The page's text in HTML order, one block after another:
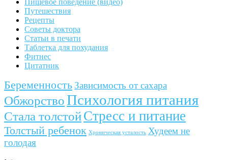
Пищевое поведение (видео)
Путешествия
Рецепты
Советы доктора
Статьи в печати
Таблетка для похудания
Фитнес
Цитатник
Беременность Зависимость от сахара
ОбжорствоПсихология питания
Стала толстойСтресс и питание
Толстый ребенок Хроническая усталость Худеем не
голодая